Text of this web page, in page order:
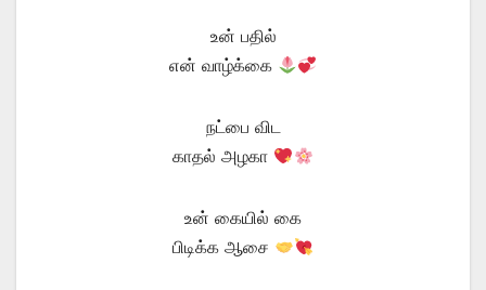
உன் பதில்
என் வாழ்க்கை
நட்பை விட
காதல் அழகா
உன் கையில் கை
பிடிக்க ஆசை